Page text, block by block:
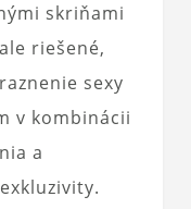
skriňami
riešené,
sexy
v kombinácii
a